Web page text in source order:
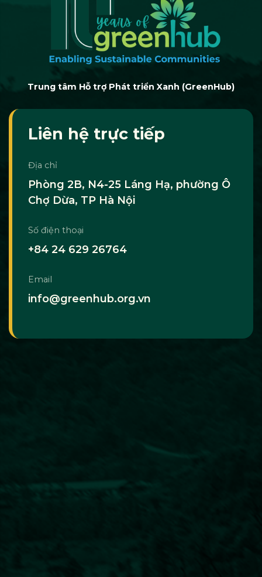
Trung tâm Hỗ trợ Phát triển Xanh (GreenHub)
Liên hệ trực tiếp
Địa chỉ
Phòng 2B, N4-25 Láng Hạ, phường Ô
Chợ Dừa, TP Hà Nội
Số điện thoại
+84 24 629 26764
Email
info@greenhub.org.vn